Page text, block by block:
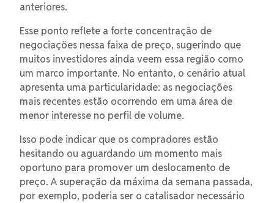
anteriores.
Esse ponto reflete a forte concentração de
negociações nessa faixa de preço, sugerindo que
muitos investidores ainda veem essa região como
um marco importante. No entanto, o cenário atual
apresenta uma particularidade: as negociações
mais recentes estão ocorrendo em uma área de
menor interesse no perfil de volume.
Isso pode indicar que os compradores estão
hesitando ou aguardando um momento mais
oportuno para promover um deslocamento de
preço. A superação da máxima da semana passada,
por exemplo, poderia ser o catalisador necessário